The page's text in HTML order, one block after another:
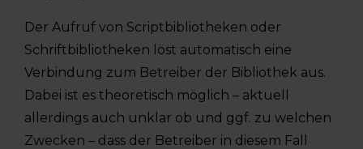
Der Aufruf von Scriptbibliotheken oder
Schriftbibliotheken löst automatisch eine
Verbindung zum Betreiber der Bibliothek aus.
Dabei ist es theoretisch möglich – aktuell
allerdings auch unklar ob und ggf. zu welchen
Zwecken – dass der Betreiber in diesem Fall